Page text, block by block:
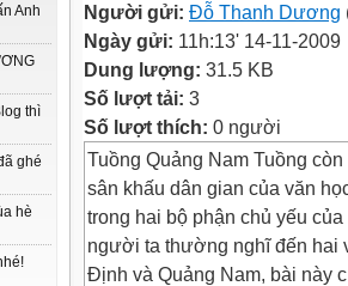
Anh
thì
ghé
hè
Người gửi: Đỗ Thanh Dương
Ngày gửi: 11h:13' 14-11-2009
Dung lượng: 31.5 KB
Số lượt tải: 3
Số lượt thích: 0 người
Tuồng Quảng Nam Tuồng
sân khấu dân gian của văn
trong hai bộ phận chủ yếu
người ta thường nghĩ đến hai
Định và Quảng Nam, bài này